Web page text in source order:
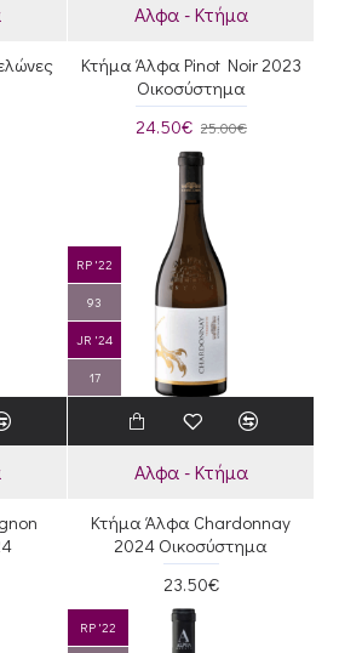
Αλφα - Κτήμα
Κτήμα Άλφα Pinot Noir 2023
Οικοσύστημα
24.50€ 25.00€
RP '22
93
JR '24
17
Αλφα - Κτήμα
Κτήμα Άλφα Chardonnay
2024 Οικοσύστημα
23.50€
RP '22